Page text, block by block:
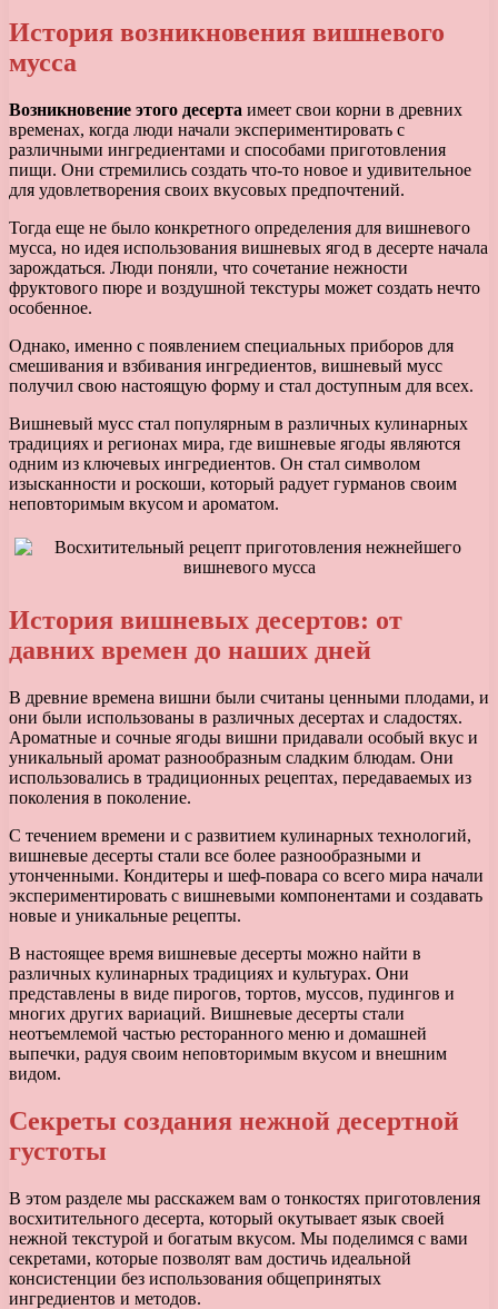
История возникновения вишневого
мусса
Возникновение этого десерта имеет свои корни в древних
временах, когда люди начали экспериментировать с
различными ингредиентами и способами приготовления
пищи. Они стремились создать что-то новое и удивительное
для удовлетворения своих вкусовых предпочтений.
Тогда еще не было конкретного определения для вишневого
мусса, но идея использования вишневых ягод в десерте начала
зарождаться. Люди поняли, что сочетание нежности
фруктового пюре и воздушной текстуры может создать нечто
особенное.
Однако, именно с появлением специальных приборов для
смешивания и взбивания ингредиентов, вишневый мусс
получил свою настоящую форму и стал доступным для всех.
Вишневый мусс стал популярным в различных кулинарных
традициях и регионах мира, где вишневые ягоды являются
одним из ключевых ингредиентов. Он стал символом
изысканности и роскоши, который радует гурманов своим
неповторимым вкусом и ароматом.
История вишневых десертов: от
давних времен до наших дней
В древние времена вишни были считаны ценными плодами, и
они были использованы в различных десертах и сладостях.
Ароматные и сочные ягоды вишни придавали особый вкус и
уникальный аромат разнообразным сладким блюдам. Они
использовались в традиционных рецептах, передаваемых из
поколения в поколение.
С течением времени и с развитием кулинарных технологий,
вишневые десерты стали все более разнообразными и
утонченными. Кондитеры и шеф-повара со всего мира начали
экспериментировать с вишневыми компонентами и создавать
новые и уникальные рецепты.
В настоящее время вишневые десерты можно найти в
различных кулинарных традициях и культурах. Они
представлены в виде пирогов, тортов, муссов, пудингов и
многих других вариаций. Вишневые десерты стали
неотъемлемой частью ресторанного меню и домашней
выпечки, радуя своим неповторимым вкусом и внешним
видом.
Секреты создания нежной десертной
густоты
В этом разделе мы расскажем вам о тонкостях приготовления
восхитительного десерта, который окутывает язык своей
нежной текстурой и богатым вкусом. Мы поделимся с вами
секретами, которые позволят вам достичь идеальной
консистенции без использования общепринятых
ингредиентов и методов.